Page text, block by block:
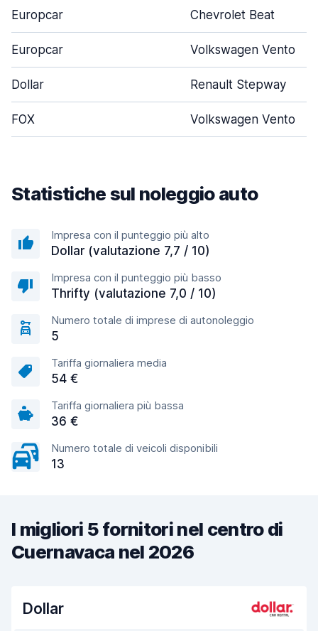
Europcar Chevrolet Beat
Europcar Volkswagen Vento
Dollar Renault Stepway
FOX Volkswagen Vento
Statistiche sul noleggio auto
Impresa con il punteggio più alto
Dollar (valutazione 7,7 / 10)
Impresa con il punteggio più basso
Thrifty (valutazione 7,0 / 10)
Numero totale di imprese di autonoleggio
5
Tariffa giornaliera media
54 €
Tariffa giornaliera più bassa
36 €
Numero totale di veicoli disponibili
13
I migliori 5 fornitori nel centro di
Cuernavaca nel 2026
Dollar